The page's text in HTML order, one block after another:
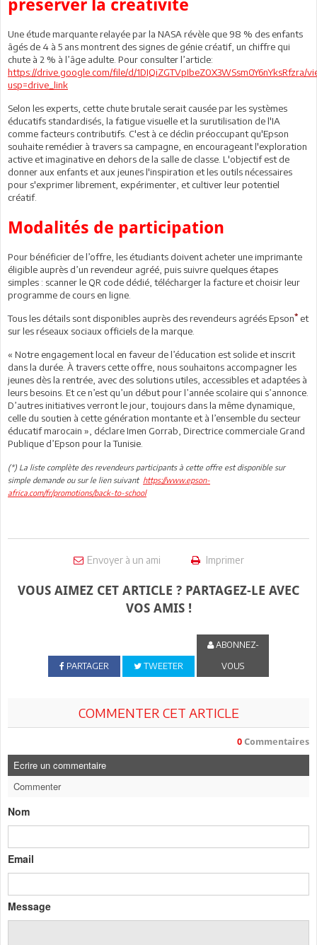
préserver la créativité
Une étude marquante relayée par la NASA révèle que 98 % des enfants
âgés de 4 à 5 ans montrent des signes de génie créatif, un chiffre qui
chute à 2 % à l’âge adulte. Pour consulter l’article:
https://drive.google.com/file/d/1DJQiZGTVpIbeZ0X3WSsm0Y6nYksRfzra/
usp=drive_link
Selon les experts, cette chute brutale serait causée par les systèmes
éducatifs standardisés, la fatigue visuelle et la surutilisation de l'IA
comme facteurs contributifs. C'est à ce déclin préoccupant qu'Epson
souhaite remédier à travers sa campagne, en encourageant l'exploration
active et imaginative en dehors de la salle de classe. L'objectif est de
donner aux enfants et aux jeunes l'inspiration et les outils nécessaires
pour s'exprimer librement, expérimenter, et cultiver leur potentiel
créatif.
Modalités de participation
Pour bénéficier de l’offre, les étudiants doivent acheter une imprimante
éligible auprès d’un revendeur agréé, puis suivre quelques étapes
simples : scanner le QR code dédié, télécharger la facture et choisir leur
programme de cours en ligne.
Tous les détails sont disponibles auprès des revendeurs agréés Epson* et
sur les réseaux sociaux officiels de la marque.
« Notre engagement local en faveur de l’éducation est solide et inscrit
dans la durée. À travers cette offre, nous souhaitons accompagner les
jeunes dès la rentrée, avec des solutions utiles, accessibles et adaptées à
leurs besoins. Et ce n’est qu’un début pour l’année scolaire qui s’annonce.
D’autres initiatives verront le jour, toujours dans la même dynamique,
celle du soutien à cette génération montante et à l’ensemble du secteur
éducatif marocain », déclare Imen Gorrab, Directrice commerciale Grand
Publique d’Epson pour la Tunisie.
(*) La liste complète des revendeurs participants à cette offre est disponible sur
simple demande ou sur le lien suivant https://www.epson-
africa.com/fr/promotions/back-to-school
Envoyer à un ami Imprimer
VOUS AIMEZ CET ARTICLE ? PARTAGEZ-LE AVEC
VOS AMIS !
PARTAGER TWEETER
ABONNEZ-
VOUS
COMMENTER CET ARTICLE
0 Commentaires
Ecrire un commentaire
Commenter
Nom
Email
Message